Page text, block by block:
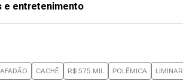
e entretenimento
CACHÊ R$ 575 MIL POLÊMICA LIMINAR